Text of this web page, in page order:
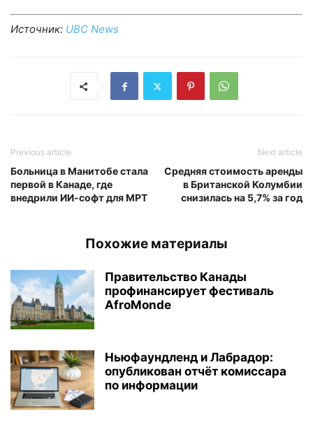
Источник: UBC News
Previous article
Больница в Манитобе стала
первой в Канаде, где
внедрили ИИ-софт для МРТ
Next article
Средняя стоимость аренды
в Британской Колумбии
снизилась на 5,7% за год
Похожие материалы
Правительство Канады
профинансирует фестиваль
AfroMonde
Ньюфаундленд и Лабрадор:
опубликован отчёт комиссара
по информации